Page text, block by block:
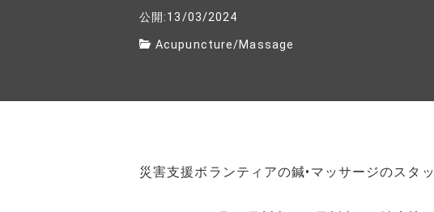
公開:13/03/2024
Acupuncture/Massage
災害支援ボランティアの鍼•マッサージのスタ